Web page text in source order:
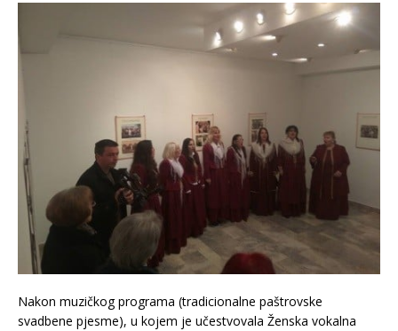
Nakon muzičkog programa (tradicionalne paštrovske
svadbene pjesme), u kojem je učestvovala Ženska vokalna